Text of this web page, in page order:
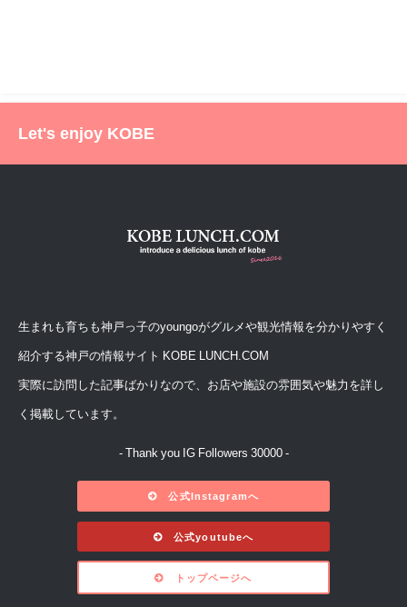
Let's enjoy KOBE
生まれも育ちも神戸っ子のyoungoがグルメや観光情報を分かりやすく
紹介する神戸の情報サイト KOBE LUNCH.COM
実際に訪問した記事ばかりなので、お店や施設の雰囲気や魅力を詳し
く掲載しています。
- Thank you IG Followers 30000 -
公式Instagramへ
公式youtubeへ
トップページへ